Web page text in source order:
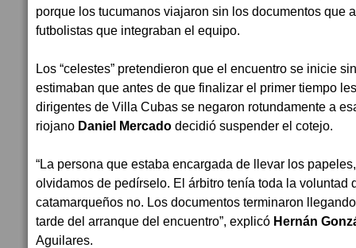
porque los tucumanos viajaron sin los documentos que
futbolistas que integraban el equipo.
Los “celestes” pretendieron que el encuentro se inicie
estimaban que antes de que finalizar el primer tiempo
dirigentes de Villa Cubas se negaron rotundamente a
riojano Daniel Mercado decidió suspender el cotejo.
“La persona que estaba encargada de llevar los
olvidamos de pedírselo. El árbitro tenía toda la voluntad
catamarqueños no. Los documentos terminaron
tarde del arranque del encuentro”, explicó Hernán
Aguilares.